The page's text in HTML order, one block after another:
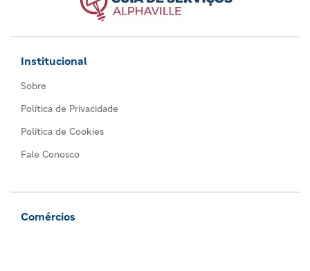
Institucional
Sobre
Política de Privacidade
Política de Cookies
Fale Conosco
Comércios